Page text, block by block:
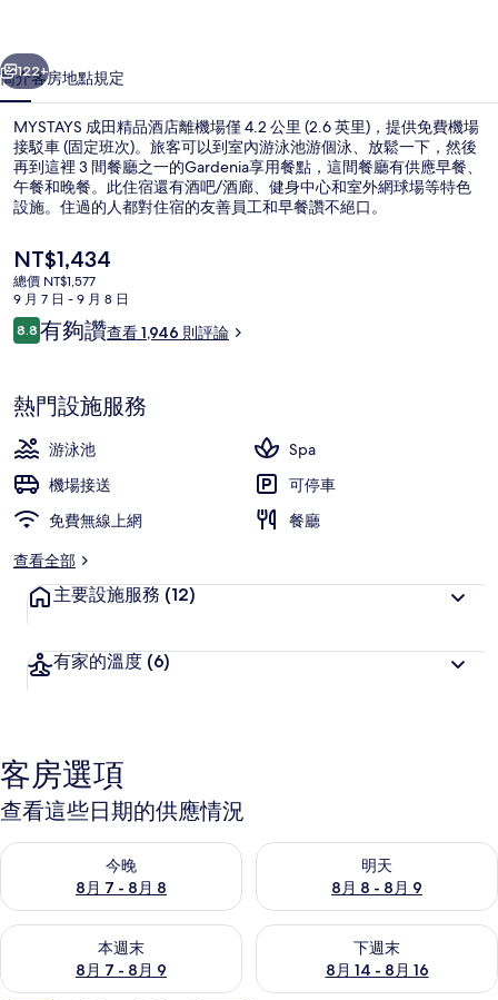
的
相
片
集
個 下一個
122+
簡介客房地點規定
MYSTAYS 成田精品酒店離機場僅 4.2 公里 (2.6 英里)，提供免費機場
接駁車 (固定班次)。旅客可以到室內游泳池游個泳、放鬆一下，然後
再到這裡 3 間餐廳之一的Gardenia享用餐點，這間餐廳有供應早餐、
午餐和晚餐。此住宿還有酒吧/酒廊、健身中心和室外網球場等特色
設施。住過的人都對住宿的友善員工和早餐讚不絕口。
目
前
的
價
格
NT$1,434
總價 NT$1,577
9 月 7 日 - 9 月 8 日
評
論
8.88.8 分，滿分 10 分，
有夠讚查看 1,946 則評論
熱門設施服務
游泳池
Spa
機場接送
可停車
免費無線上網
餐廳
查看全部
主要設施服務 (12)
有家的溫度 (6)
客房選項
查看這些日期的供應情況
今晚
8月 7 - 8月 8
查看今晚 (8月 7 - 8月 8) 的供應情況
明天
8月 8 - 8月 9
查看明天 (8月 8 - 8月 9) 的供
本週末
8月 7 - 8月 9
查看本週末 (8月 7 - 8月 9) 的供應情況
下週末
8月 14 - 8月 16
查看下週末 (8月 14 - 8月 16)